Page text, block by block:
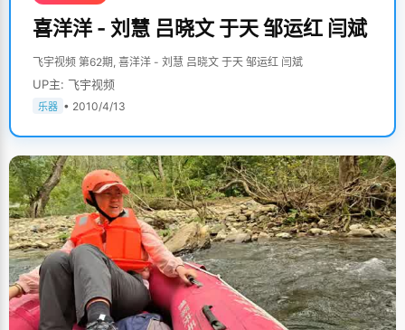
喜洋洋 - 刘慧 吕晓文 于天 邹运红 闫斌
飞宇视频 第62期, 喜洋洋 - 刘慧 吕晓文 于天 邹运红 闫斌
UP主: 飞宇视频
乐器 • 2010/4/13